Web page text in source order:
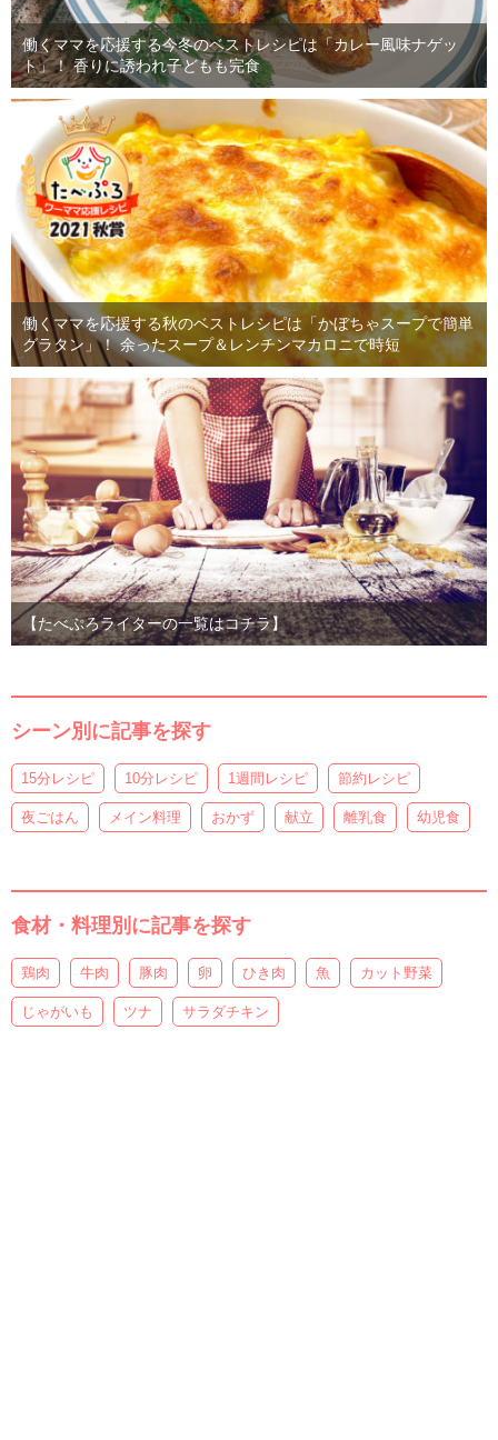
働くママを応援する今冬のベストレシピは「カレー風味ナゲッ
ト」！ 香りに誘われ子どもも完食
働くママを応援する秋のベストレシピは「かぼちゃスープで簡単
グラタン」！ 余ったスープ＆レンチンマカロニで時短
【たべぷろライターの一覧はコチラ】
シーン別に記事を探す
15分レシピ 10分レシピ 1週間レシピ 節約レシピ
夜ごはん メイン料理 おかず 献立 離乳食 幼児食
食材・料理別に記事を探す
鶏肉 牛肉 豚肉 卵 ひき肉 魚 カット野菜
じゃがいも ツナ サラダチキン